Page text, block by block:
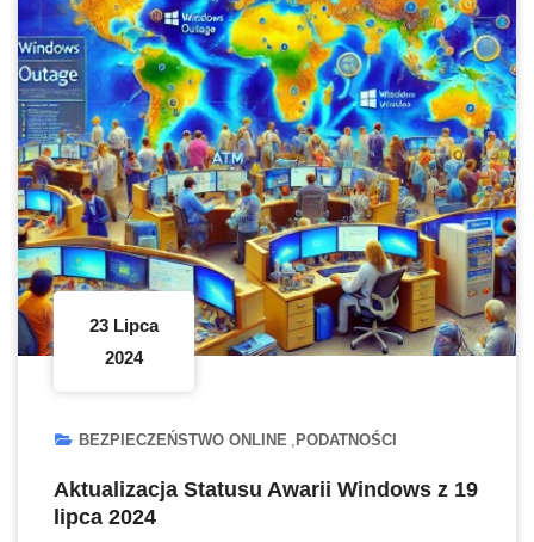
23 Lipca
2024
BEZPIECZEŃSTWO ONLINE PODATNOŚCI
Aktualizacja Statusu Awarii Windows z 19
lipca 2024